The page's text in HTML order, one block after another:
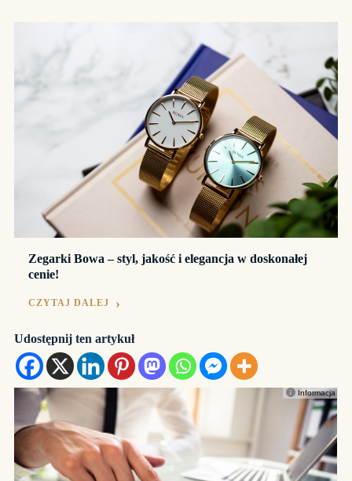
Zegarki Bowa – styl, jakość i elegancja w doskonałej
cenie!
CZYTAJ DALEJ
Udostępnij ten artykuł